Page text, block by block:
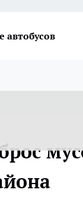
автобусов